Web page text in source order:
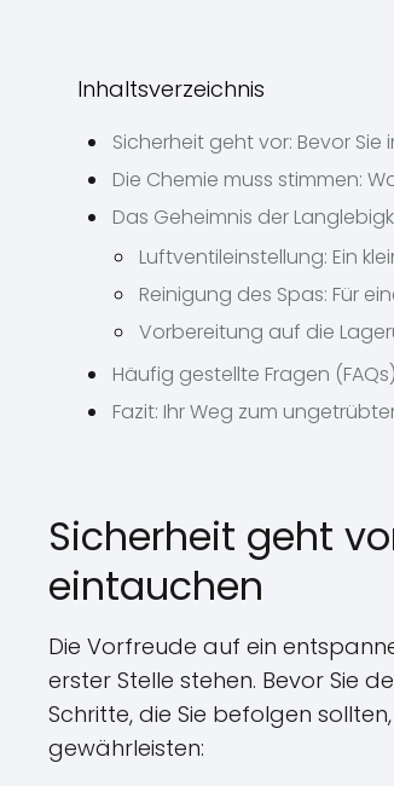
Inhaltsverzeichnis
Sicherheit geht vor: Bevor
Die Chemie muss stimmen:
Das Geheimnis der
Luftventileinstellung: Ein
Reinigung des Spas: Für
Vorbereitung auf die
Häufig gestellte Fragen (FAQs)
Fazit: Ihr Weg zum
Sicherheit geht
eintauchen
Die Vorfreude auf ein
erster Stelle stehen. Bevor Sie
Schritte, die Sie befolgen
gewährleisten: